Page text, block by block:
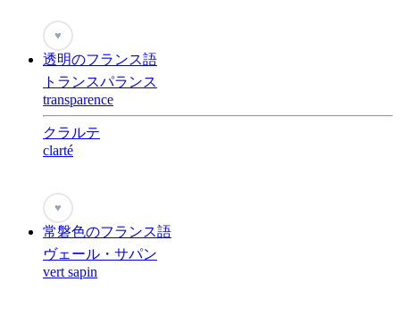
♥
透明のフランス語
トランスパランス
transparence
クラルテ
clarté
♥
常磐色のフランス語
ヴェール・サパン
vert sapin